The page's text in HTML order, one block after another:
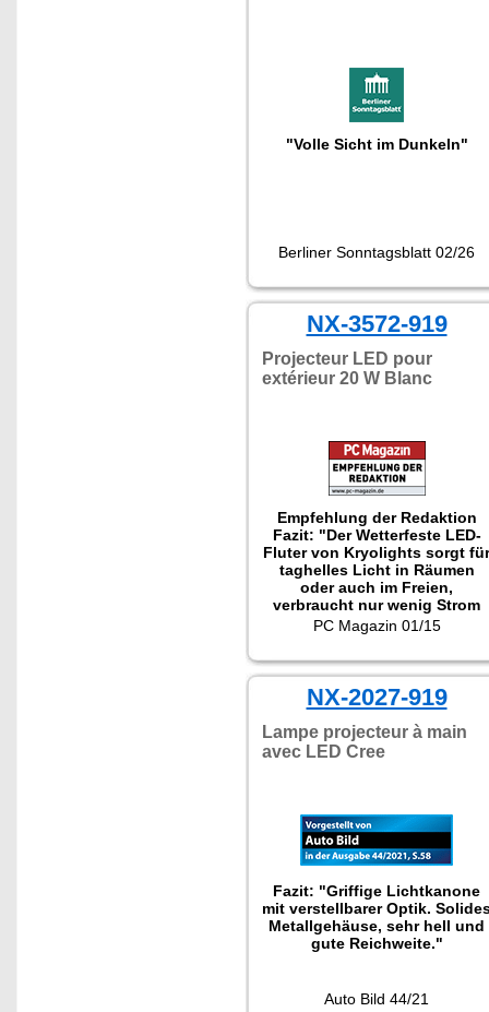
"Volle Sicht im Dunkeln"
Berliner Sonntagsblatt 02/26
NX-3572-919
Projecteur LED pour
extérieur 20 W Blanc
Empfehlung der Redaktion
Fazit: "Der Wetterfeste LED-
Fluter von Kryolights sorgt für
taghelles Licht in Räumen
oder auch im Freien,
verbraucht nur wenig Strom
und ist dank einer Kabellänge
von 20 Metern nahezu überall
einsetzbar."
PC Magazin 01/15
NX-2027-919
Lampe projecteur à main
avec LED Cree
Fazit: "Griffige Lichtkanone
mit verstellbarer Optik.
Metallgehäuse, sehr hell und
gute Reichweite."
Auto Bild 44/21